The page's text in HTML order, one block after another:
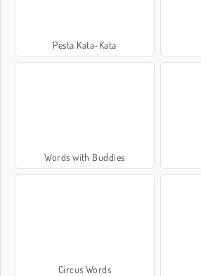
Pesta Kata-Kata
Words with Buddies
Circus Words